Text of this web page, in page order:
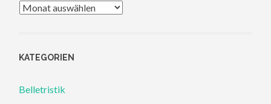
Archiv
KATEGORIEN
Belletristik